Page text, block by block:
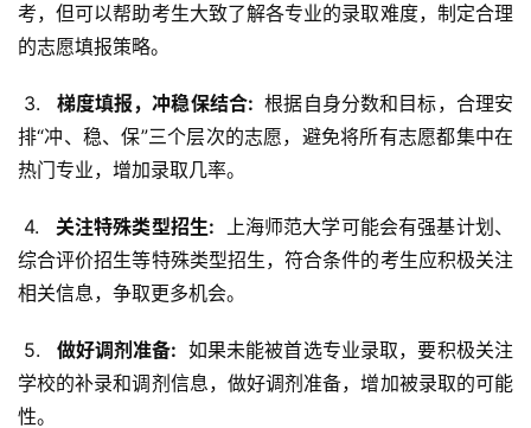
考，但可以帮助考生大致了解各专业的录取难度，制定合理
的志愿填报策略。
3.
  梯度填报，冲稳保结合:
根据自身分数和目标，合理安
排“冲、稳、保”三个层次的志愿，避免将所有志愿都集中在
热门专业，增加录取几率。
4.
  关注特殊类型招生:
上海师范大学可能会有强基计划、
综合评价招生等特殊类型招生，符合条件的考生应积极关注
相关信息，争取更多机会。
5.
  做好调剂准备:
如果未能被首选专业录取，要积极关注
学校的补录和调剂信息，做好调剂准备，增加被录取的可能
性。